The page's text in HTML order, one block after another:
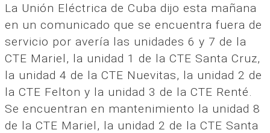
La Unión Eléctrica de Cuba dijo esta mañana
en un comunicado que se encuentra fuera de
servicio por avería las unidades 6 y 7 de la
CTE Mariel, la unidad 1 de la CTE Santa Cruz,
la unidad 4 de la CTE Nuevitas, la unidad 2 de
la CTE Felton y la unidad 3 de la CTE Renté.
Se encuentran en mantenimiento la unidad 8
de la CTE Mariel, la unidad 2 de la CTE Santa